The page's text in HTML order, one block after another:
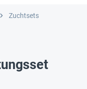
Zuchtsets